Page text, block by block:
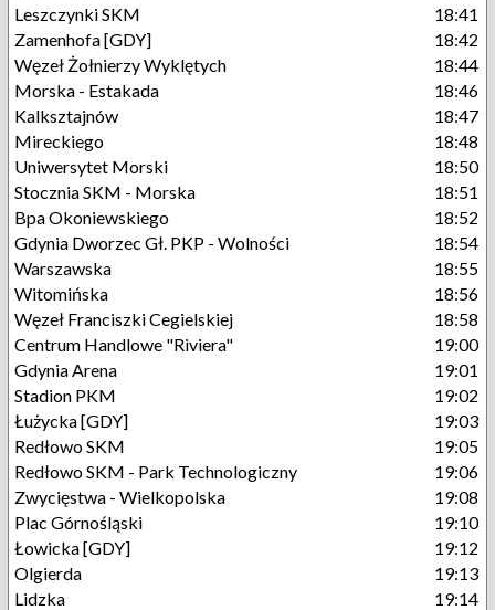
Leszczynki SKM
18:41
Zamenhofa [GDY]
18:42
Węzeł Żołnierzy Wyklętych
18:44
Morska - Estakada
18:46
Kalksztajnów
18:47
Mireckiego
18:48
Uniwersytet Morski
18:50
Stocznia SKM - Morska
18:51
Bpa Okoniewskiego
18:52
Gdynia Dworzec Gł. PKP - Wolności
18:54
Warszawska
18:55
Witomińska
18:56
Węzeł Franciszki Cegielskiej
18:58
Centrum Handlowe "Riviera"
19:00
Gdynia Arena
19:01
Stadion PKM
19:02
Łużycka [GDY]
19:03
Redłowo SKM
19:05
Redłowo SKM - Park Technologiczny
19:06
Zwycięstwa - Wielkopolska
19:08
Plac Górnośląski
19:10
Łowicka [GDY]
19:12
Olgierda
19:13
Lidzka
19:14